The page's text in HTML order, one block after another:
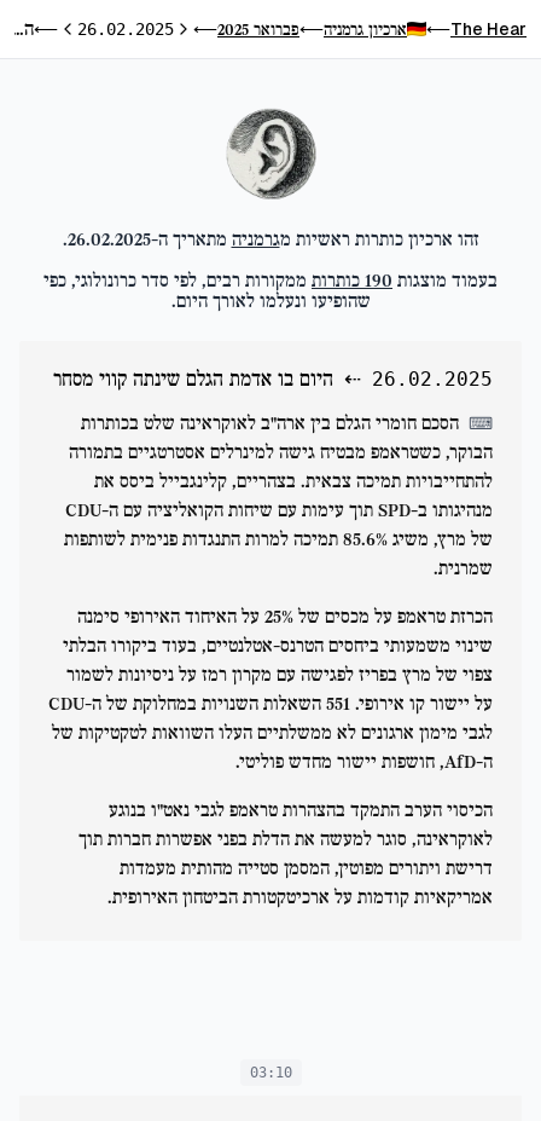
The Hear
⟵ ארכיון גרמניה⟵פברואר 2025 ⟵היום הקודם
26.02.2025 היום הבא
⟵ היום בו אדמת הגלם שינתה קווי מסחר
זהו ארכיון כותרות ראשיות מגרמניה מתאריך ה-26.02.2025
.
בעמוד מוצגות 190 כותרות ממקורות רבים, לפי סדר כרונולוגי, כפי
שהופיעו ונעלמו לאורך היום.
26.02.2025
⇠ היום בו אדמת הגלם שינתה קווי מסחר
⌨ הסכם חומרי הגלם בין ארה"ב לאוקראינה שלט בכותרות
הבוקר, כשטראמפ מבטיח גישה למינרלים אסטרטגיים בתמורה
להתחייבויות תמיכה צבאית. בצהריים, קלינגבייל ביסס את
מנהיגותו ב-SPD תוך עימות עם שיחות הקואליציה עם ה-CDU
של מרץ, משיג 85.6% תמיכה למרות התנגדות פנימית לשותפות
שמרנית.
הכרזת טראמפ על מכסים של 25% על האיחוד האירופי סימנה
שינוי משמעותי ביחסים הטרנס-אטלנטיים, בעוד ביקורו הבלתי
צפוי של מרץ בפריז לפגישה עם מקרון רמז על ניסיונות לשמור
על יישור קו אירופי. 551 השאלות השנויות במחלוקת של ה-CDU
לגבי מימון ארגונים לא ממשלתיים העלו השוואות לטקטיקות של
ה-AfD, חושפות יישור מחדש פוליטי.
הכיסוי הערב התמקד בהצהרות טראמפ לגבי נאט"ו בנוגע
לאוקראינה, סוגר למעשה את הדלת בפני אפשרות חברות תוך
דרישת ויתורים מפוטין, המסמן סטייה מהותית מעמדות
אמריקאיות קודמות על ארכיטקטורת הביטחון האירופית.
03:10